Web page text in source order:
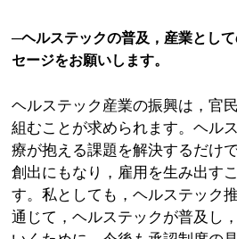
─ヘルステックの普及，産業とし
セージをお願いします。
ヘルステック産業の振興は，官
組むことが求められます。ヘル
療が抱える課題を解決するだけ
創出にもなり，雇用を生み出す
す。私としても，ヘルステック
通じて，ヘルステックが普及し